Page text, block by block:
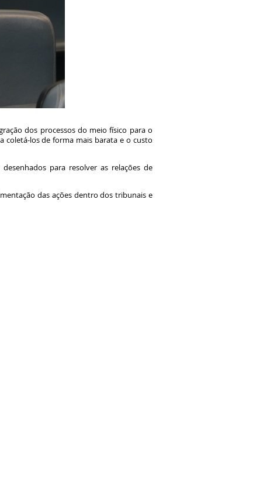
dos processos do meio físico para o
coletá-los de forma mais barata e o custo
para resolver as relações de
das ações dentro dos tribunais e